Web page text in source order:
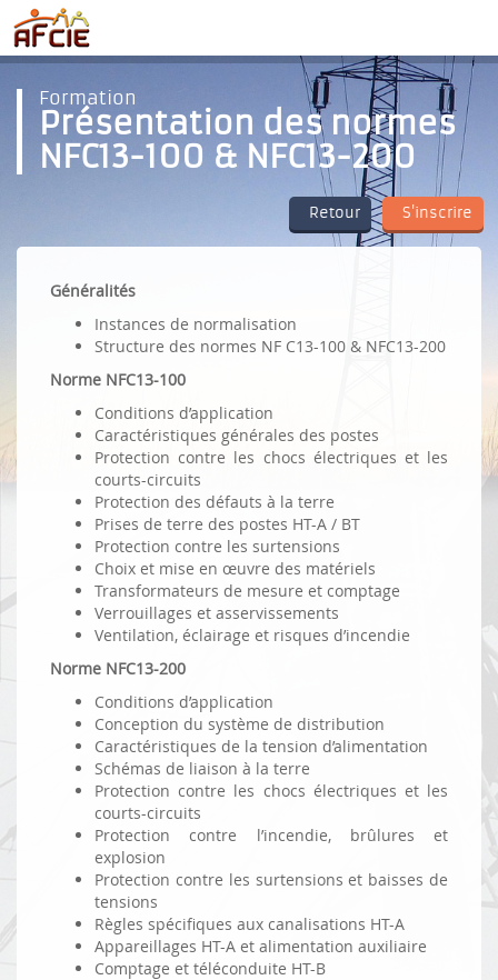
Formation
Présentation des normes
NFC13-100 & NFC13-200
Retour S'inscrire
Généralités
Instances de normalisation
Structure des normes NF C13-100 & NFC13-200
Norme NFC13-100
Conditions d’application
Caractéristiques générales des postes
Protection contre les chocs électriques et les
courts-circuits
Protection des défauts à la terre
Prises de terre des postes HT-A / BT
Protection contre les surtensions
Choix et mise en œuvre des matériels
Transformateurs de mesure et comptage
Verrouillages et asservissements
Ventilation, éclairage et risques d’incendie
Norme NFC13-200
Conditions d’application
Conception du système de distribution
Caractéristiques de la tension d’alimentation
Schémas de liaison à la terre
Protection contre les chocs électriques et les
courts-circuits
Protection contre l’incendie, brûlures et
explosion
Protection contre les surtensions et baisses de
tensions
Règles spécifiques aux canalisations HT-A
Appareillages HT-A et alimentation auxiliaire
Comptage et téléconduite HT-B